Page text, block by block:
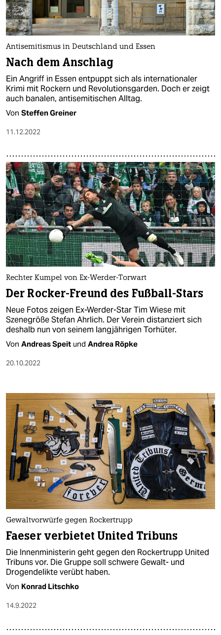
Antisemitismus in Deutschland und Essen
Nach dem Anschlag
Ein Angriff in Essen entpuppt sich als internationaler
Krimi mit Rockern und Revolutionsgarden. Doch er zeigt
auch banalen, antisemitischen Alltag.
Von Steffen Greiner
11.12.2022
Rechter Kumpel von Ex-Werder-Torwart
Der Rocker-Freund des Fußball-Stars
Neue Fotos zeigen Ex-Werder-Star Tim Wiese mit
Szenegröße Stefan Ahrlich. Der Verein distanziert sich
deshalb nun von seinem langjährigen Torhüter.
Von Andreas Speit und Andrea Röpke
20.10.2022
Gewaltvorwürfe gegen Rockertrupp
Faeser verbietet United Tribuns
Die Innenministerin geht gegen den Rockertrupp United
Tribuns vor. Die Gruppe soll schwere Gewalt- und
Drogendelikte verübt haben.
Von Konrad Litschko
14.9.2022